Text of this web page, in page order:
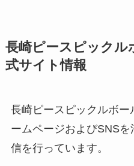
長崎ピースピックル
式サイト情報
長崎ピースピックルボー
ームページおよびSNS
信を行っています。